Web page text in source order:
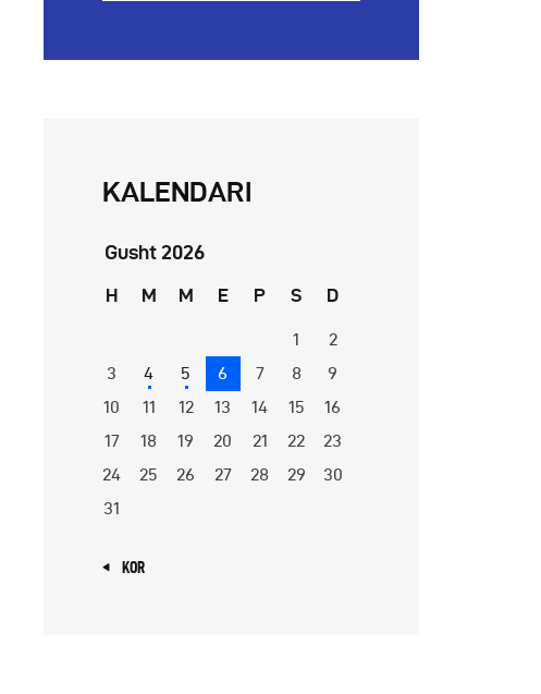
KALENDARI
Gusht 2026
H M M E P S D
1
2
3
4 5 6 7 8
9
10
11 12 13 14 15
16
17
18 19 20 21 22
23
24
25 26 27 28 29
30
31
« KOR